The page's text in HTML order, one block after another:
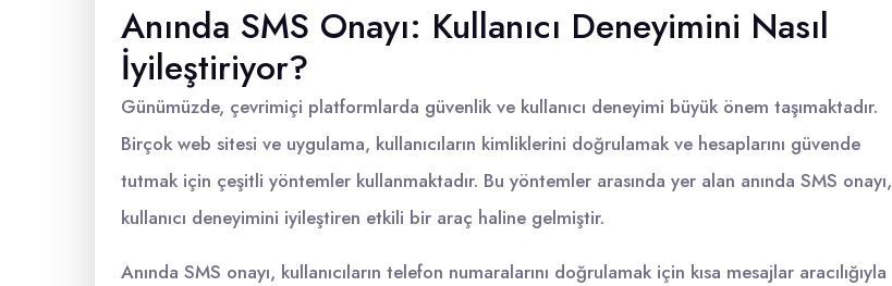
Anında SMS Onayı: Kullanıcı Deneyimini Nasıl
İyileştiriyor?
Günümüzde, çevrimiçi platformlarda güvenlik ve kullanıcı deneyimi büyük önem taşımaktadır.
Birçok web sitesi ve uygulama, kullanıcıların kimliklerini doğrulamak ve hesaplarını güvende
tutmak için çeşitli yöntemler kullanmaktadır. Bu yöntemler arasında yer alan anında SMS onayı,
kullanıcı deneyimini iyileştiren etkili bir araç haline gelmiştir.
Anında SMS onayı, kullanıcıların telefon numaralarını doğrulamak için kısa mesajlar aracılığıyla